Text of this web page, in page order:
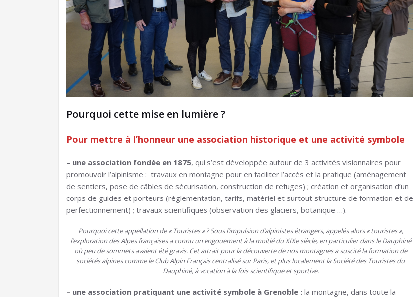
Pourquoi cette mise en lumière ?
Pour mettre à l’honneur une association historique et une activité symbole
– une association fondée en 1875, qui s’est développée autour de 3 activités visionnaires pour
promouvoir l’alpinisme : travaux en montagne pour en faciliter l’accès et la pratique (aménagement
de sentiers, pose de câbles de sécurisation, construction de refuges) ; création et organisation d’un
corps de guides et porteurs (réglementation, tarifs, matériel et surtout structure de formation et de
perfectionnement) ; travaux scientifiques (observation des glaciers, botanique …).
Pourquoi cette appellation de « Touristes » ? Sous l’impulsion d’alpinistes étrangers, appelés alors « touristes »,
l’exploration des Alpes françaises a connu un engouement à la moitié du XIXe siècle, en particulier dans le Dauphiné
où peu de sommets avaient été gravis. Cet attrait pour la découverte de nos montagnes a suscité la formation de
sociétés alpines comme le Club Alpin Français centralisé sur Paris, et plus localement la Société des Touristes du
Dauphiné, à vocation à la fois scientifique et sportive.
– une association pratiquant une activité symbole à Grenoble : la montagne, dans toute la